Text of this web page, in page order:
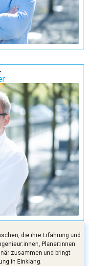
die ihre Erfahrung und
Planer:innen
zusammen und bringt
in Einklang.